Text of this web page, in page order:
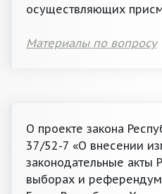
осуществляющих
Материалы по вопросу
О проекте закона
37/52-7 «О внесении
законодательные акты
выборах и